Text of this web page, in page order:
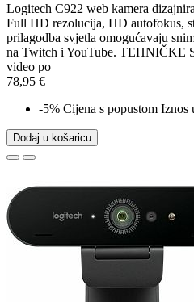
Logitech C922 web kamera
Full HD rezolucija, HD autofokus,
prilagodba svjetla omogućavaju
na Twitch i YouTube. TEHNIČKE
video po
78,95 €
-5% Cijena s popustom Iznos
Dodaj u košaricu